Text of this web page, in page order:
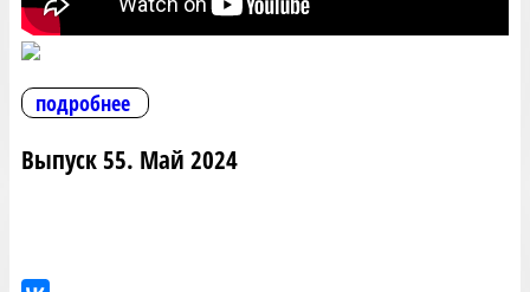
подробнее
Выпуск 55. Май 2024